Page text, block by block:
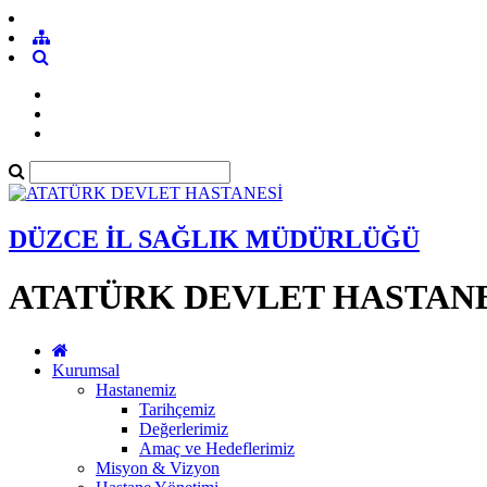
DÜZCE İL SAĞLIK MÜDÜRLÜĞÜ
ATATÜRK DEVLET
Kurumsal
Hastanemiz
Tarihçemiz
Değerlerimiz
Amaç ve Hedeflerimiz
Misyon & Vizyon